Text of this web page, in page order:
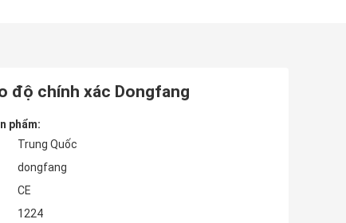
độ chính xác Dongfang
phẩm:
Trung Quốc
dongfang
CE
1224